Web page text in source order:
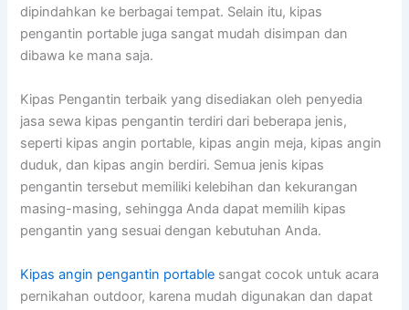
dipindahkan ke berbagai tempat. Selain itu, kipas
pengantin portable juga sangat mudah disimpan dan
dibawa ke mana saja.
Kipas Pengantin terbaik yang disediakan oleh penyedia
jasa sewa kipas pengantin terdiri dari beberapa jenis,
seperti kipas angin portable, kipas angin meja, kipas angin
duduk, dan kipas angin berdiri. Semua jenis kipas
pengantin tersebut memiliki kelebihan dan kekurangan
masing-masing, sehingga Anda dapat memilih kipas
pengantin yang sesuai dengan kebutuhan Anda.
Kipas angin pengantin portable sangat cocok untuk acara
pernikahan outdoor, karena mudah digunakan dan dapat